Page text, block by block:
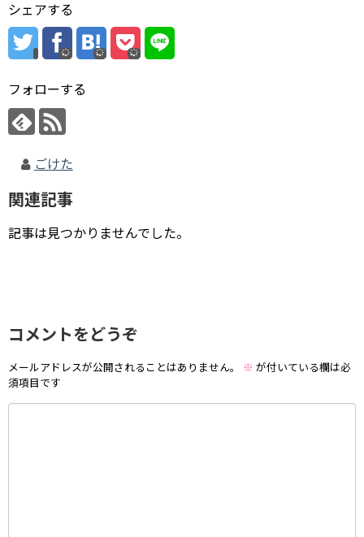
シェアする
フォローする
ごけた
関連記事
記事は見つかりませんでした。
コメントをどうぞ
メールアドレスが公開されることはありません。 ※ が付いている欄は必
須項目です